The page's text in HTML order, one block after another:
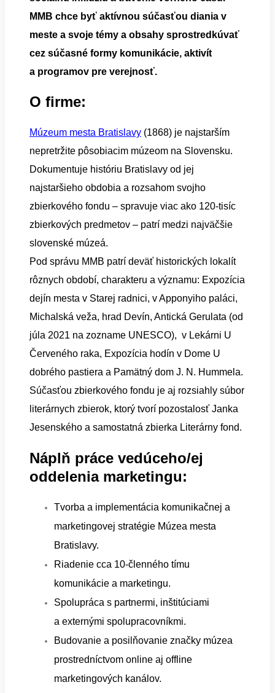
MMB chce byť aktívnou súčasťou diania v
meste a svoje témy a obsahy sprostredkúvať
cez súčasné formy komunikácie, aktivít
a programov pre verejnosť.
O firme:
Múzeum mesta Bratislavy (1868) je najstarším
nepretržite pôsobiacim múzeom na Slovensku.
Dokumentuje históriu Bratislavy od jej
najstaršieho obdobia a rozsahom svojho
zbierkového fondu – spravuje viac ako 120-tisíc
zbierkových predmetov – patrí medzi najväčšie
slovenské múzeá.
Pod správu MMB patrí deväť historických lokalít
rôznych období, charakteru a významu: Expozícia
dejín mesta v Starej radnici, v Apponyiho paláci,
Michalská veža, hrad Devín, Antická Gerulata (od
júla 2021 na zozname UNESCO), v Lekárni U
Červeného raka, Expozícia hodín v Dome U
dobrého pastiera a Pamätný dom J. N. Hummela.
Súčasťou zbierkového fondu je aj rozsiahly súbor
literárnych zbierok, ktorý tvorí pozostalosť Janka
Jesenského a samostatná zbierka Literárny fond.
Náplň práce vedúceho/ej
oddelenia marketingu:
Tvorba a implementácia komunikačnej a
marketingovej stratégie Múzea mesta
Bratislavy.
Riadenie cca 10-členného tímu
komunikácie a marketingu.
Spolupráca s partnermi, inštitúciami
a externými spolupracovníkmi.
Budovanie a posilňovanie značky múzea
prostredníctvom online aj offline
marketingových kanálov.